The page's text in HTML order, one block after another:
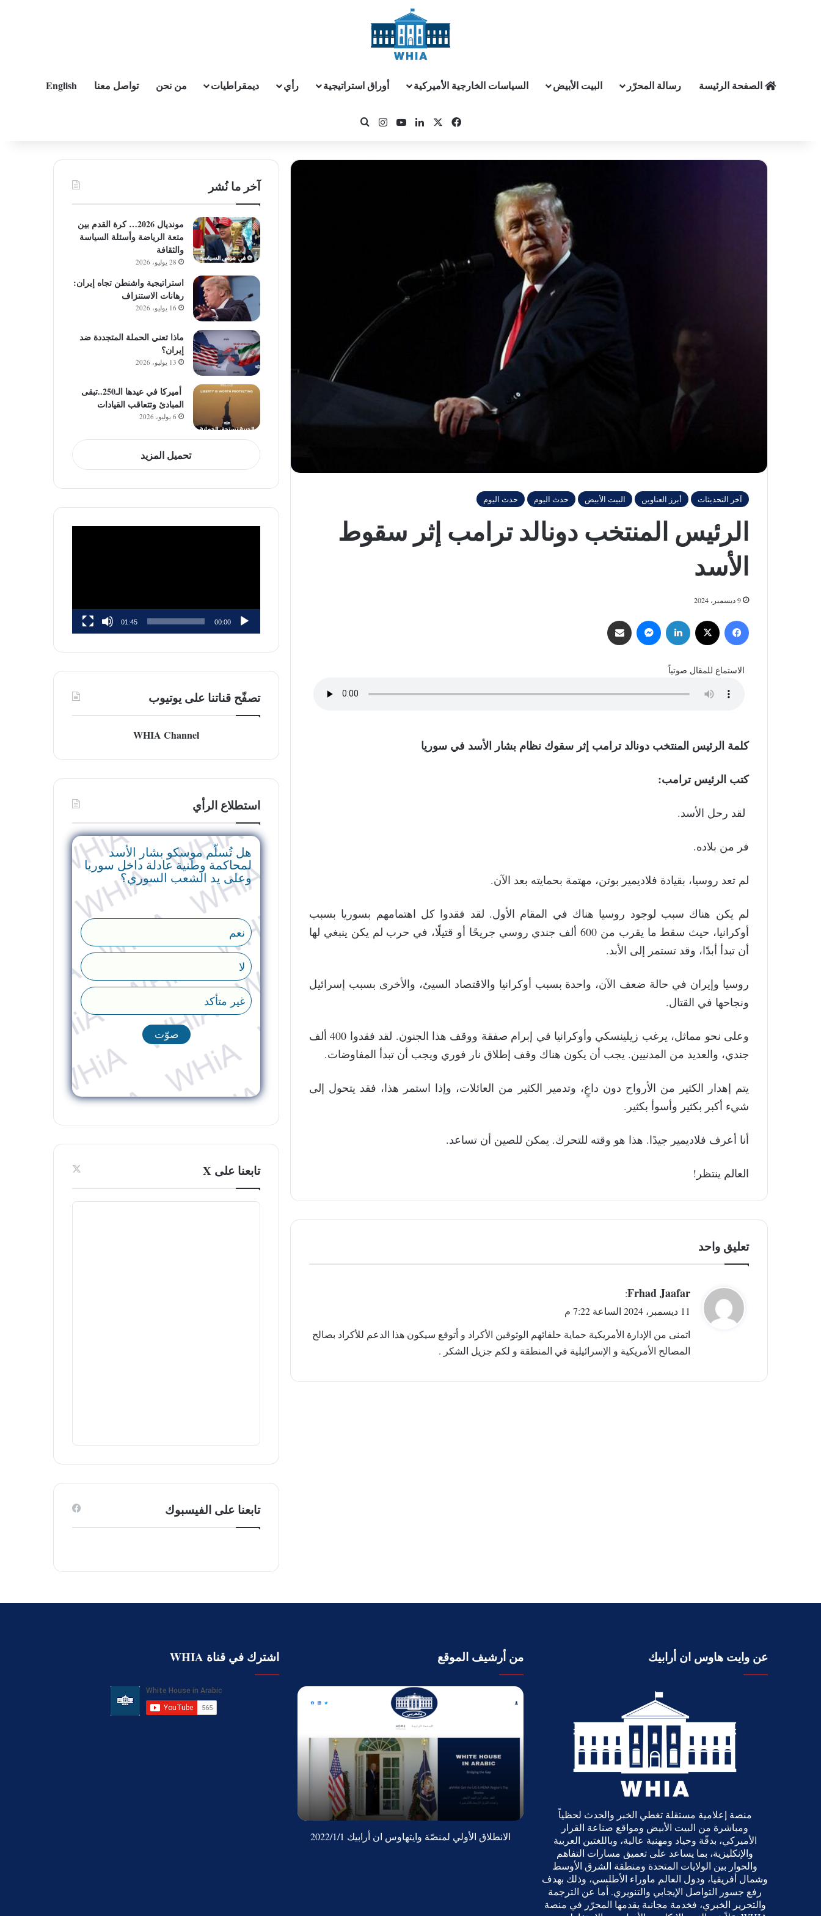
الصفحة الرئيسة رسالة المحرّر البيت الأبيض السياسات الخارجية الأميركية أوراق استراتيجية رأي ديمقراطيات من نحن تواصل معنا English
فيسبوك لينكدإن‫YouTube
انستقرامبحث عن
آخر التحديثات أبرز العناوين البيت الأبيض حدث اليوم حدث اليوم
الرئيس المنتخب دونالد ترامب إثر سقوط
الأسد
9 ديسمبر، 2024
فيسبوك لينكدإن ماسنجر
الاستماع للمقال صوتياً
كلمة الرئيس المنتخب دونالد ترامب إثر سقوك نظام بشار الأسد في سوريا
كتب الرئيس ترامب:
لقد رحل الأسد.
فر من بلاده.
لم تعد روسيا، بقيادة فلاديمير بوتن، مهتمة بحمايته بعد الآن.
لم يكن هناك سبب لوجود روسيا هناك في المقام الأول. لقد فقدوا كل اهتمامهم بسوريا بسبب
أوكرانيا، حيث سقط ما يقرب من 600 ألف جندي روسي جريحًا أو قتيلًا، في حرب لم يكن ينبغي لها
أن تبدأ أبدًا، وقد تستمر إلى الأبد.
روسيا وإيران في حالة ضعف الآن، واحدة بسبب أوكرانيا والاقتصاد السيئ، والأخرى بسبب إسرائيل
ونجاحها في القتال.
وعلى نحو مماثل، يرغب زيلينسكي وأوكرانيا في إبرام صفقة ووقف هذا الجنون. لقد فقدوا 400 ألف
جندي، والعديد من المدنيين. يجب أن يكون هناك وقف إطلاق نار فوري ويجب أن تبدأ المفاوضات.
يتم إهدار الكثير من الأرواح دون داعٍ، وتدمير الكثير من العائلات، وإذا استمر هذا، فقد يتحول إلى
شيء أكبر بكثير وأسوأ بكثير.
أنا أعرف فلاديمير جيدًا. هذا هو وقته للتحرك. يمكن للصين أن تساعد.
العالم ينتظر!
تعليق واحد
ي
ق
ل
Frhad Jaafar
:
11 ديسمبر، 2024 الساعة 7:22 م
اتمنى من الإدارة الأمريكية حماية حلفائهم الوثوقين الأكراد و أتوقع سيكون هذا الدعم للأكراد بصالح
المصالح الأمريكية و الإسرائيلية في المنطقة و لكم جزيل الشكر .
آخر ما نُشر
مونديال 2026… كرة القدم بين
متعة الرياضة وأسئلة السياسة
والثقافة
28 يوليو، 2026
استراتيجية واشنطن تجاه إيران:
رهانات الاستنزاف
16 يوليو، 2026
ماذا تعني الحملة المتجددة ضد
إيران؟
13 يوليو، 2026
أميركا في عيدها الـ250..تبقى
المبادئ وتتعاقب القيادات
6 يوليو، 2026
تحميل المزيد
00:00
01:45
تصفّح قناتنا على يوتيوب
WHIA Channel
استطلاع الرأي
هل تُسلّم موسكو بشار الأسد
لمحاكمة وطنية عادلة داخل سوريا
وعلى يد الشعب السوري؟
نعم
لا
غير متأكد
تابعنا على X
تابعنا على الفيسبوك
عن وايت هاوس ان أرابيك
منصة إعلامية مستقلة تغطي الخبر والحدث لحظياً
ومباشرة من البيت الأبيض ومواقع صناعة القرار
الأميركي، بدقّة وحياد ومهنية عالية، وباللغتين العربية
والإنكليزية، بما يساعد على تعميق مسارات التفاهم
والحوار بين الولايات المتحدة ومنطقة الشرق الأوسط
وشمال أفريقيا، ودول العالم ماوراء الأطلسي، وذلك بهدف
رفع جسور التواصل الإيجابي والتنويري. أما عن الترجمة
والتحرير الخبري، فخدمة مجانبة يقدمها المحرّر في منصة
من أرشيف الموقع
الانطلاق الأولي لمنصّة وايتهاوس ان أرابيك 2022/1/1
اشترك في قناة WHIA